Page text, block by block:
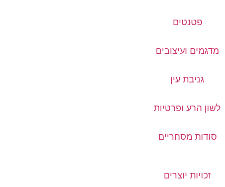
פטנטים
מדגמים ועיצובים
גניבת עין
לשון הרע ופרטיות
סודות מסחריים
זכויות יוצרים